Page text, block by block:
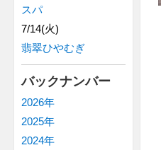
スパ
7/14(火)
翡翠ひやむぎ
バックナンバー
2026年
2025年
2024年